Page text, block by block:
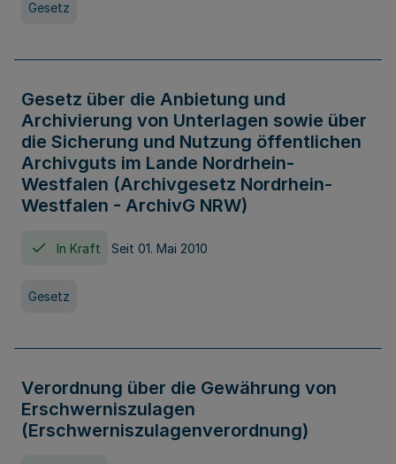
Gesetz
Gesetz über die Anbietung und
Archivierung von Unterlagen sowie über
die Sicherung und Nutzung öffentlichen
Archivguts im Lande Nordrhein-
Westfalen (Archivgesetz Nordrhein-
Westfalen - ArchivG NRW)
In Kraft Seit 01. Mai 2010
Gesetz
Verordnung über die Gewährung von
Erschwerniszulagen
(Erschwerniszulagenverordnung)